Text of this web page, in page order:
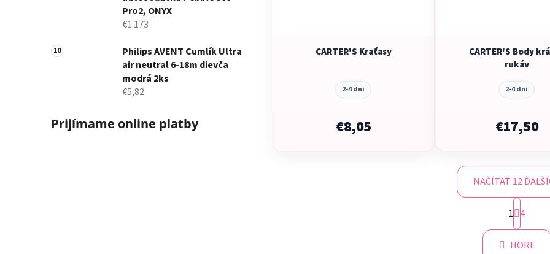
Pro2, ONYX
€1 173
Philips AVENT Cumlík Ultra
air neutral 6-18m dievča
modrá 2ks
€5,82
Prijímame online platby
CARTER'S Kraťasy
2-4 dni
€8,05
CARTER'S Body
rukáv
2-4 dni
€17,50
O
v
l
NAČÍTAŤ 12
S
t
r
n
1 4
HORE